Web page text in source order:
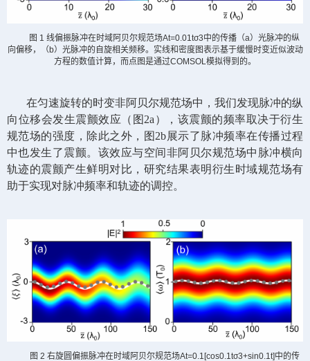
图 1 线偏振脉冲在时域阿贝尔规范场At=0.01tσ3中的传播（a）光脉冲的纵
向偏移，（b）光脉冲的自旋相关频移。实线和密度图表示基于缓慢时变近似波动
方程的数值计算，而点图是通过COMSOL模拟得到的。
在匀速旋转的时变非阿贝尔规范场中，我们发现脉冲的纵
向位移会发生震颤效应（图 2a ），该震颤的频率取决于衍生
规范场的强度，除此之外，图 2b展示了脉冲频率在传播过程
中也发生了震颤。该效应与空间非阿贝尔规范场中脉冲横向
轨迹的震颤产生鲜明对比，研究结果表明衍生时域规范场有
助于实现对脉冲频率和轨迹的调控。
图 2 右旋圆偏振脉冲在时域阿贝尔规范场At=0.1[cos0.1tσ3+sin0.1t]中的传